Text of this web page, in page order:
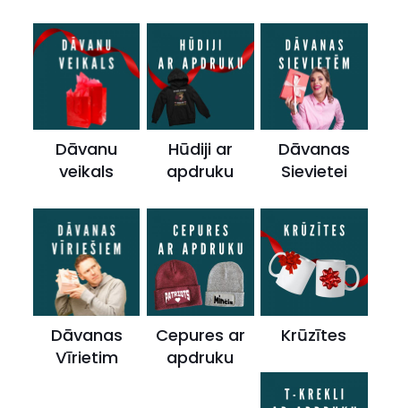
Dāvanu
veikals
Hūdiji ar
apdruku
Dāvanas
Sievietei
Dāvanas
Vīrietim
Cepures ar
apdruku
Krūzītes